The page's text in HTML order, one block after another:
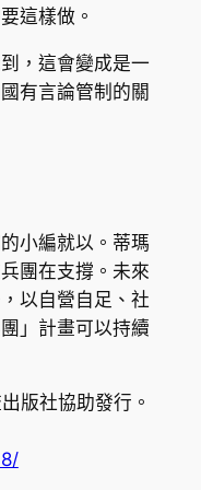
這樣做。
，這會變成是一
有言論管制的關
小編就以。蒂瑪
團在支撐。未來
以自營自足、社
」計畫可以持續
版社協助發行。